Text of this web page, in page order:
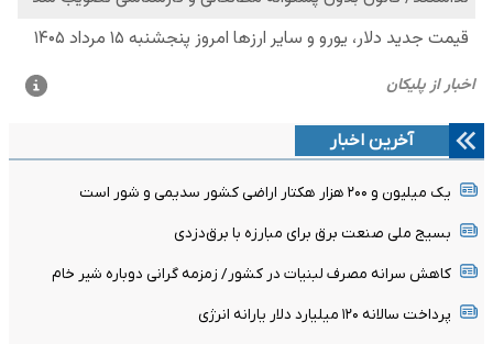
آخرین اخبار
یک میلیون و ۲۰۰ هزار هکتار اراضی کشور سدیمی و شور است
بسیج ملی صنعت برق برای مبارزه با برق‌دزدی
کاهش سرانه مصرف لبنیات در کشور/ زمزمه گرانی دوباره شیر خام
پرداخت سالانه ۱۲۰ میلیارد دلار یارانه انرژی